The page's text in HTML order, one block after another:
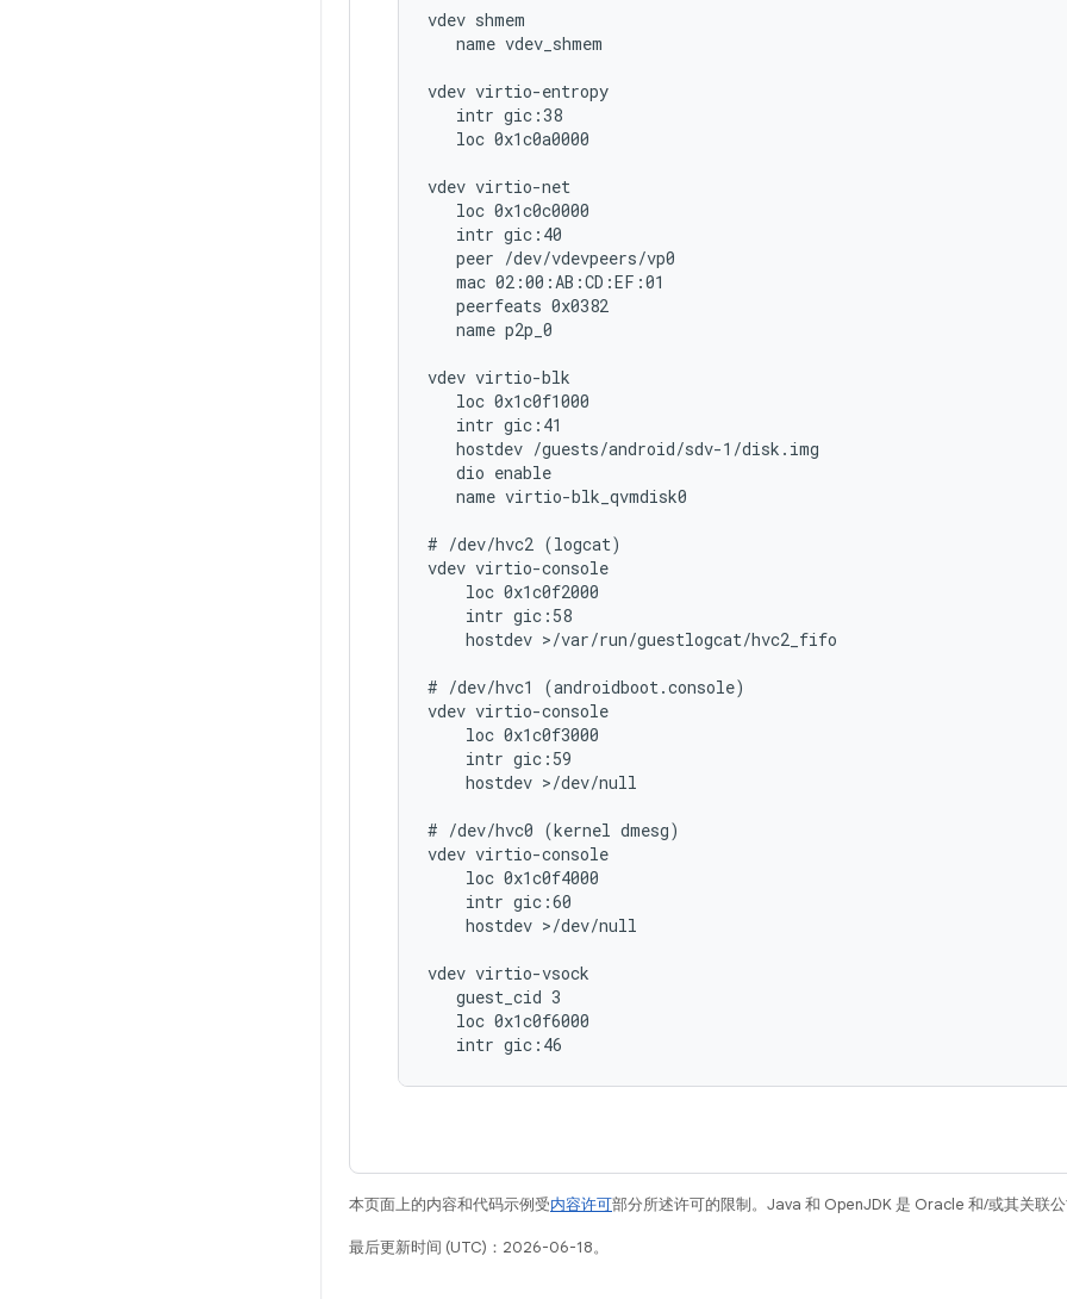
vdev shmem
   name vdev_shmem
vdev virtio-entropy
   intr gic:38
   loc 0x1c0a0000
vdev virtio-net
   loc 0x1c0c0000
   intr gic:40
   peer /dev/vdevpeers/vp0
   mac 02:00:AB:CD:EF:01
   peerfeats 0x0382
   name p2p_0
vdev virtio-blk
   loc 0x1c0f1000
   intr gic:41
   hostdev /guests/android/sdv-1/disk.img
   dio enable
   name virtio-blk_qvmdisk0
# /dev/hvc2 (logcat)
vdev virtio-console
    loc 0x1c0f2000
    intr gic:58
    hostdev >/var/run/guestlogcat/hvc2_fifo
# /dev/hvc1 (androidboot.console)
vdev virtio-console
    loc 0x1c0f3000
    intr gic:59
    hostdev >/dev/null
# /dev/hvc0 (kernel dmesg)
vdev virtio-console
    loc 0x1c0f4000
    intr gic:60
    hostdev >/dev/null
vdev virtio-vsock
   guest_cid 3
   loc 0x1c0f6000
本页面上的内容和代码示例受内容许可部分所述许可的限制。Java 和 OpenJDK 是 Oracle 和/或其关联
最后更新时间 (UTC)：2026-06-18。